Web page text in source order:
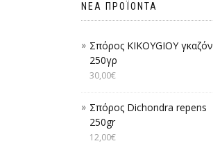
ΝΈΑ ΠΡΟΪΌΝΤΑ
Σπόρος KIKOYGIOY γκαζόν
250γρ
30,00€
Σπόρος Dichondra repens
250gr
12,00€